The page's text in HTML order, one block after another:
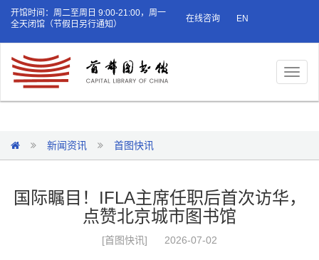
开馆时间：周二至周日 9:00-21:00，周一
全天闭馆（节假日另行通知）
在线咨询 EN
新闻资讯 首图快讯
国际瞩目！IFLA主席任职后首次访华，
点赞北京城市图书馆
[首图快讯] 2026-07-02